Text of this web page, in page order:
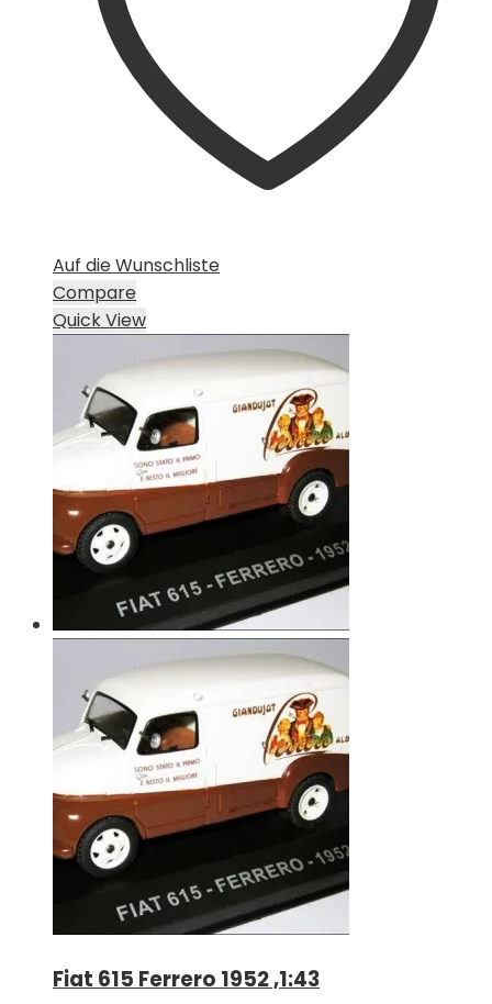
Auf die Wunschliste
Compare
Quick View
Fiat 615 Ferrero 1952 ,1:43